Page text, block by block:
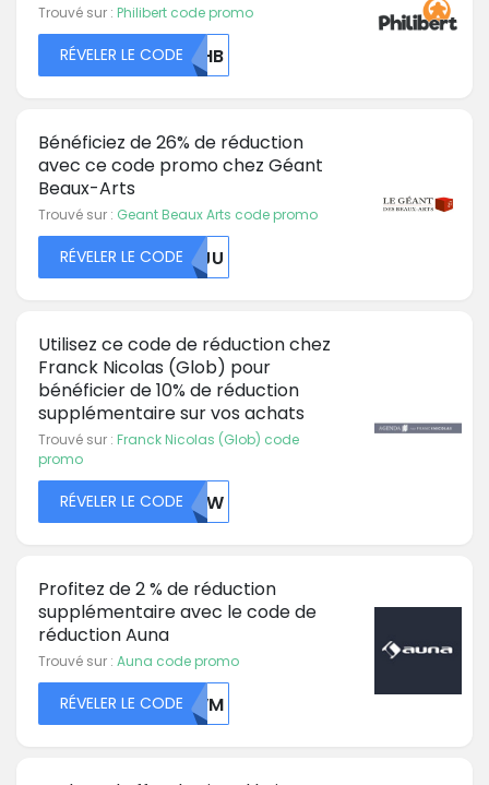
Trouvé sur : Philibert code promo
RÉVELER LE CODEMDHB
Bénéficiez de 26% de réduction
avec ce code promo chez Géant
Beaux-Arts
Trouvé sur : Geant Beaux Arts code promo
RÉVELER LE CODENJJU
Utilisez ce code de réduction chez
Franck Nicolas (Glob) pour
bénéficier de 10% de réduction
supplémentaire sur vos achats
Trouvé sur : Franck Nicolas (Glob) code
promo
RÉVELER LE CODEMZIW
Profitez de 2 % de réduction
supplémentaire avec le code de
réduction Auna
Trouvé sur : Auna code promo
RÉVELER LE CODENUVM